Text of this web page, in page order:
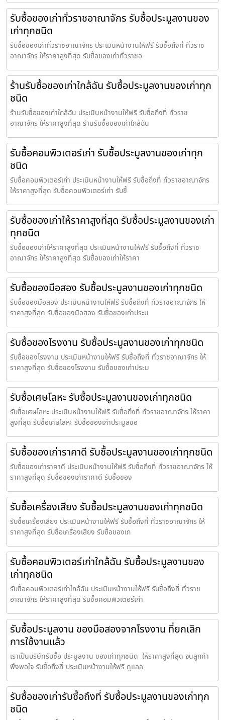
รับซื้อของเก่าทั่วราชอาณาจักร รับซื้อประมูลงานของ
เก่าทุกชนิด
รับซื้อของเก่าทั่วราชอาณาจักร ประเมินหน้างานให้ฟรี รับซื้อถึงที่ ทั่วราช
อาณาจักร ให้ราคาสูงที่สุด รับซื้อของเก่าทั่วราชอ
ร้านรับซื้อของเก่าใกล้ฉัน รับซื้อประมูลงานของเก่าทุก
ชนิด
ร้านรับซื้อของเก่าใกล้ฉัน ประเมินหน้างานให้ฟรี รับซื้อถึงที่ ทั่วราช
อาณาจักร ให้ราคาสูงที่สุด ร้านรับซื้อของเก่าใกล้ฉัน
รับซื้อคอมพิวเตอร์เก่า รับซื้อประมูลงานของเก่าทุก
ชนิด
รับซื้อคอมพิวเตอร์เก่า ประเมินหน้างานให้ฟรี รับซื้อถึงที่ ทั่วราชอาณาจักร
ให้ราคาสูงที่สุด รับซื้อคอมพิวเตอร์เก่า รับซื้
รับซื้อของเก่าให้ราคาสูงที่สุด รับซื้อประมูลงานของเก่า
ทุกชนิด
รับซื้อของเก่าให้ราคาสูงที่สุด ประเมินหน้างานให้ฟรี รับซื้อถึงที่ ทั่วราช
อาณาจักร ให้ราคาสูงที่สุด รับซื้อของเก่าให้ราคา
รับซื้อของมือสอง รับซื้อประมูลงานของเก่าทุกชนิด
รับซื้อของมือสอง ประเมินหน้างานให้ฟรี รับซื้อถึงที่ ทั่วราชอาณาจักร ให้
ราคาสูงที่สุด รับซื้อของมือสอง รับซื้อของเก่าประม
รับซื้อของโรงงาน รับซื้อประมูลงานของเก่าทุกชนิด
รับซื้อของโรงงาน ประเมินหน้างานให้ฟรี รับซื้อถึงที่ ทั่วราชอาณาจักร ให้
ราคาสูงที่สุด รับซื้อของโรงงาน รับซื้อของเก่าประม
รับซื้อเศษโลหะ รับซื้อประมูลงานของเก่าทุกชนิด
รับซื้อเศษโลหะ ประเมินหน้างานให้ฟรี รับซื้อถึงที่ ทั่วราชอาณาจักร ให้ราคา
สูงที่สุด รับซื้อเศษโลหะ รับซื้อของเก่าประมูลขอ
รับซื้อของเก่าราคาดี รับซื้อประมูลงานของเก่าทุกชนิด
รับซื้อของเก่าราคาดี ประเมินหน้างานให้ฟรี รับซื้อถึงที่ ทั่วราชอาณาจักร ให้
ราคาสูงที่สุด รับซื้อของเก่าราคาดี รับซื้อของ
รับซื้อเครื่องเสียง รับซื้อประมูลงานของเก่าทุกชนิด
รับซื้อเครื่องเสียง ประเมินหน้างานให้ฟรี รับซื้อถึงที่ ทั่วราชอาณาจักร ให้
ราคาสูงที่สุด รับซื้อเครื่องเสียง รับซื้อของเก
รับซื้อคอมพิวเตอร์เก่าใกล้ฉัน รับซื้อประมูลงานของ
เก่าทุกชนิด
รับซื้อคอมพิวเตอร์เก่าใกล้ฉัน ประเมินหน้างานให้ฟรี รับซื้อถึงที่ ทั่วราช
อาณาจักร ให้ราคาสูงที่สุด รับซื้อคอมพิวเตอร์เก่า
รับซื้อประมูลงาน ของมือสองจากโรงงาน ที่ยกเลิก
การใช้งานแล้ว
เราเป็นบริษัทรับซื้อ ประมูลงาน ของเก่าทุกชนิด ให้ราคาสูงที่สุด จนลูกค้า
พึงพอใจ รับซื้อถึงที่ ประเมินหน้างานให้ฟรี ดูแลล
รับซื้อของเก่ารับซื้อถึงที่ รับซื้อประมูลงานของเก่าทุก
ชนิด